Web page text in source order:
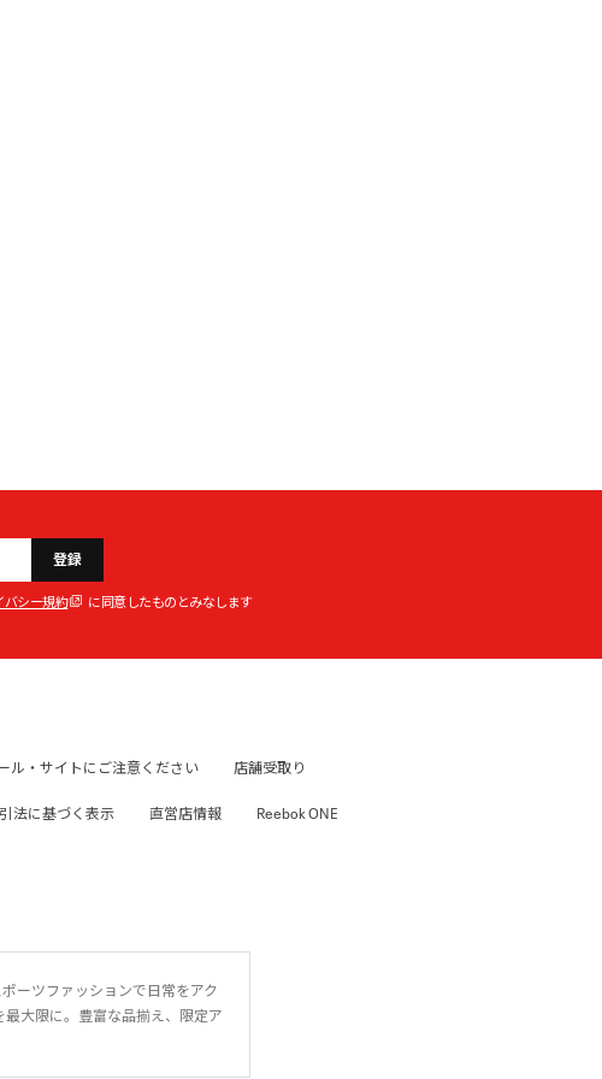
登録
バシー規約 に同意したものとみなします
ル・サイトにご注意ください 店舗受取り
法に基づく表示 直営店情報 Reebok ONE
ーツファッションで日常をアク
大限に。豊富な品揃え、限定ア